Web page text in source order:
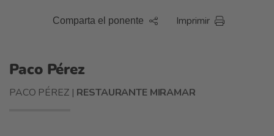
Comparta el ponente Imprimir
Paco Pérez
PACO PÉREZ | RESTAURANTE MIRAMAR